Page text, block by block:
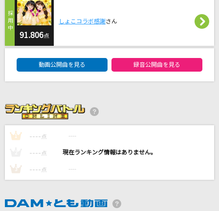
米津玄師
続・くだらない唄
BUMP OF CHICKEN
[生音]Mela!
緑黄色社会
Lovers Again
EXILE
DAMの新曲・ランキングなど
91.806点
しょこコラボ感謝さん
動画公開曲を見る 録音公開曲を見る
1 ---- 点 ----
---- 点 ----
3 ---- 点 ----